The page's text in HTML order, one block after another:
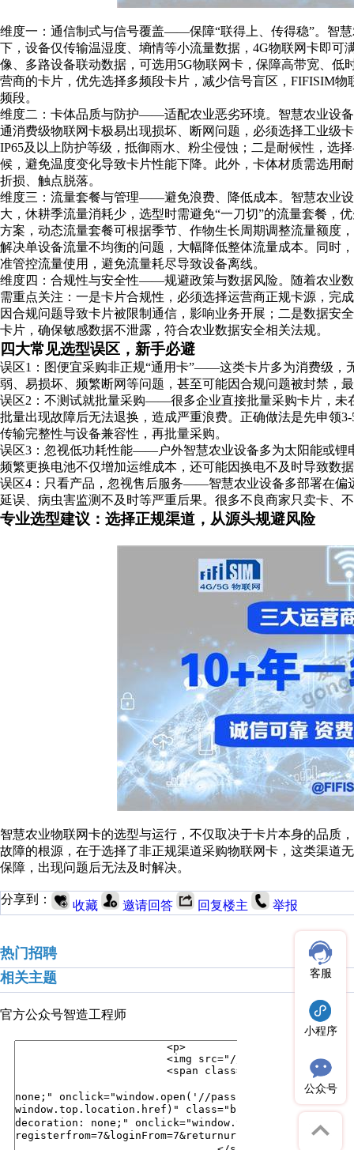
维度一：通信制式与信号覆盖——保障“联得上、传得稳”。智
下，设备仅传输温湿度、墒情等小流量数据，4G物联网卡即
像、多路设备联动数据，可选用5G物联网卡，保障高带宽、
营商的卡片，优先选择多频段卡片，减少信号盲区，FIFISIM
频段。
维度二：卡体品质与防护——适配农业恶劣环境。智慧农业设
通消费级物联网卡极易出现损坏、断网问题，必须选择工业级
IP65及以上防护等级，抵御雨水、粉尘侵蚀；二是耐候性，
候，避免温度变化导致卡片性能下降。此外，卡体材质需选用
折损、触点脱落。
维度三：流量套餐与管理——避免浪费、降低成本。智慧农业
大，休耕季流量消耗少，选型时需避免“一刀切”的流量套餐，
方案，动态流量套餐可根据季节、作物生长周期调整流量额度
解决单设备流量不均衡的问题，大幅降低整体流量成本。同时
准管控流量使用，避免流量耗尽导致设备离线。
维度四：合规性与安全性——规避政策与数据风险。随着农业
需重点关注：一是卡片合规性，必须选择运营商正规卡源，完
因合规问题导致卡片被限制通信，影响业务开展；二是数据安
卡片，确保敏感数据不泄露，符合农业数据安全相关法规。
四大常见选型误区，新手必避
误区1：图便宜采购非正规“通用卡”——这类卡片多为消费级，
弱、易损坏、频繁断网等问题，甚至可能因合规问题被封禁，
误区2：不测试就批量采购——很多企业直接批量采购卡片，未
批量出现故障后无法退换，造成严重浪费。正确做法是先申领
传输完整性与设备兼容性，再批量采购。
误区3：忽视低功耗性能——户外智慧农业设备多为太阳能或锂
频繁更换电池不仅增加运维成本，还可能因换电不及时导致数
误区4：只看产品，忽视售后服务——智慧农业设备多部署在偏
延误、病虫害监测不及时等严重后果。很多不良商家只卖卡、
专业选型建议：选择正规渠道，从源头规避风险
智慧农业物联网卡的选型与运行，不仅取决于卡片本身的品质
故障的根源，在于选择了非正规渠道采购物联网卡，这类渠道
保障，出现问题后无法及时解决。
分享到： 收藏 邀请回答 回复楼主 举报
热门招聘
相关主题
官方公众号智造工程师
客服
小程序
公众号